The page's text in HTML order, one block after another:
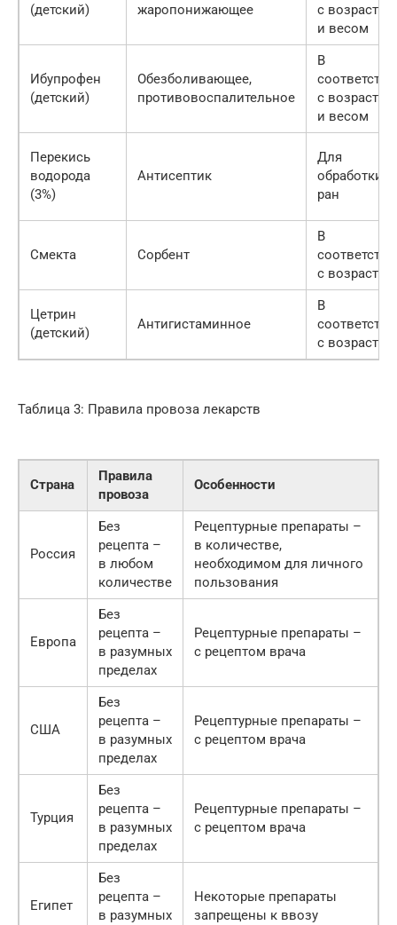
(детский) жаропонижающее
с возрастом
и весом
Ибупрофен
(детский)
Обезболивающее,
противовоспалительное
В
с возрастом
и весом
Перекись
водорода
(3%)
Антисептик
Для
обработки
ран
Смекта Сорбент
В
с возрастом
Цетрин
(детский)
Антигистаминное
В
с возрастом
Таблица 3: Правила провоза лекарств
Страна
Правила
провоза
Особенности
Россия
Без
рецепта –
в любом
количестве
Рецептурные препараты –
в количестве,
необходимом для личного
пользования
Европа
Без
рецепта –
в разумных
пределах
Рецептурные препараты –
с рецептом врача
США
Без
рецепта –
в разумных
пределах
Рецептурные препараты –
с рецептом врача
Турция
Без
рецепта –
в разумных
пределах
Рецептурные препараты –
с рецептом врача
Египет
Без
рецепта –
в разумных
Некоторые препараты
запрещены к ввозу